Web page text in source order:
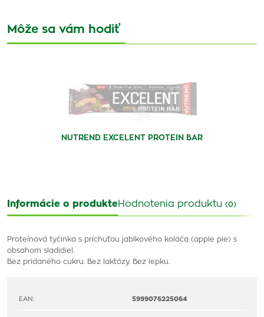
Môže sa vám hodiť
NUTREND EXCELENT PROTEIN BAR
Informácie o produkteHodnotenia produktu (0)
Proteínová tyčinka s príchuťou jablkového koláča (apple pie) s
obsahom sladidiel.
Bez pridaného cukru. Bez laktózy. Bez lepku.
EAN: 5999076225064